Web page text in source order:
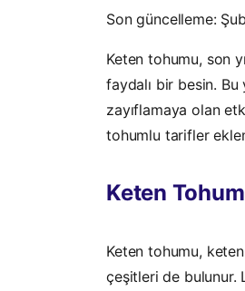
Son güncelleme:
Keten tohumu, son
faydalı bir besin.
zayıflamaya olan
tohumlu tarifler
Keten
Keten tohumu,
çeşitleri de bulunur.